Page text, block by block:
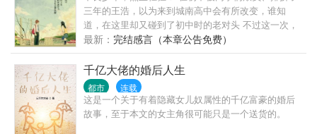
三年的王浩，以为来到城南高中会有所改变，谁知
道，在这里却又碰到了初中时的老对头 不过这一次，
王浩决定改变自己的命运。见证一个原本懦弱无能的
好学生，一步步崛起为坏蛋的成长史！
最新： 完结感言（本章公告免费）
千亿大佬的婚后人生
都市 连载
这是一个关于有着隐藏女儿奴属性的千亿富豪的婚后
故事，至于本文的女主角很可能只是一个送货的。